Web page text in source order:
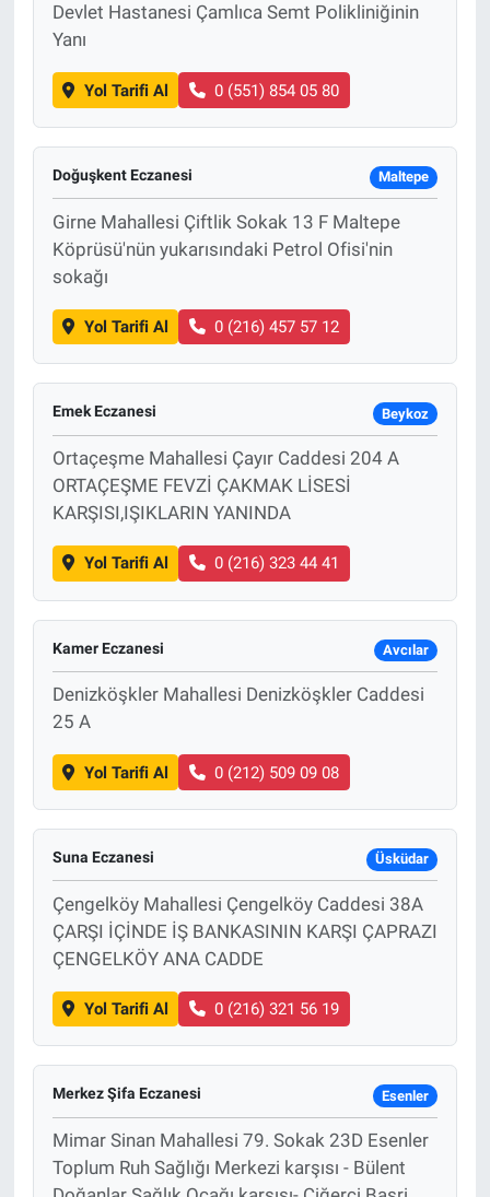
Devlet Hastanesi Çamlıca Semt Polikliniğinin
Yanı
Yol Tarifi Al 0 (551) 854 05 80
Doğuşkent Eczanesi Maltepe
Girne Mahallesi Çiftlik Sokak 13 F Maltepe
Köprüsü'nün yukarısındaki Petrol Ofisi'nin
sokağı
Yol Tarifi Al 0 (216) 457 57 12
Emek Eczanesi Beykoz
Ortaçeşme Mahallesi Çayır Caddesi 204 A
ORTAÇEŞME FEVZİ ÇAKMAK LİSESİ
KARŞISI,IŞIKLARIN YANINDA
Yol Tarifi Al 0 (216) 323 44 41
Kamer Eczanesi Avcılar
Denizköşkler Mahallesi Denizköşkler Caddesi
25 A
Yol Tarifi Al 0 (212) 509 09 08
Suna Eczanesi Üsküdar
Çengelköy Mahallesi Çengelköy Caddesi 38A
ÇARŞI İÇİNDE İŞ BANKASININ KARŞI ÇAPRAZI
ÇENGELKÖY ANA CADDE
Yol Tarifi Al 0 (216) 321 56 19
Merkez Şifa Eczanesi Esenler
Mimar Sinan Mahallesi 79. Sokak 23D Esenler
Toplum Ruh Sağlığı Merkezi karşısı - Bülent